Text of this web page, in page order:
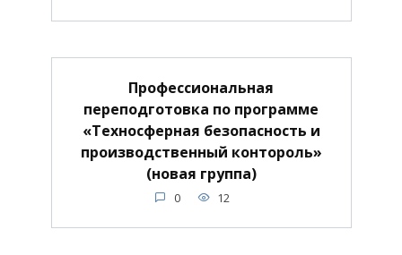
Профессиональная
переподготовка по программе
«Техносферная безопасность и
производственный контороль»
(новая группа)
0 12